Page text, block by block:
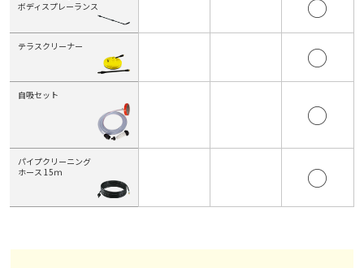
ボディスプレーランス
◯
テラスクリーナー ◯
自吸セット
◯
パイプクリーニング
ホース 15ｍ
◯